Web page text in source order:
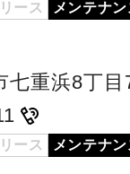
リース メンテナン
七重浜8丁目
リース メンテナン